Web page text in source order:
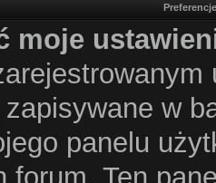
moje
w
panelu